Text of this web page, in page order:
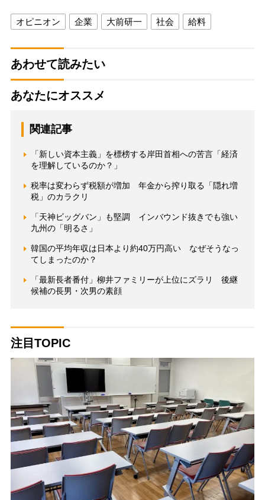
オピニオン 企業 大前研一 社会 給料
あわせて読みたい
あなたにオススメ
関連記事
「新しい資本主義」を標榜する岸田首相への苦言「経済
を理解しているのか？」
税率は変わらず税額が増加 年金から搾り取る「隠れ増
税」のカラクリ
「天神ビッグバン」も堅調 インバウンド抜きでも強い
九州の「明るさ」
韓国の平均年収は日本より約40万円高い なぜそうなっ
てしまったのか？
「最新長者番付」柳井ファミリーが上位にズラリ 後継
候補の長男・次男の素顔
注目TOPIC